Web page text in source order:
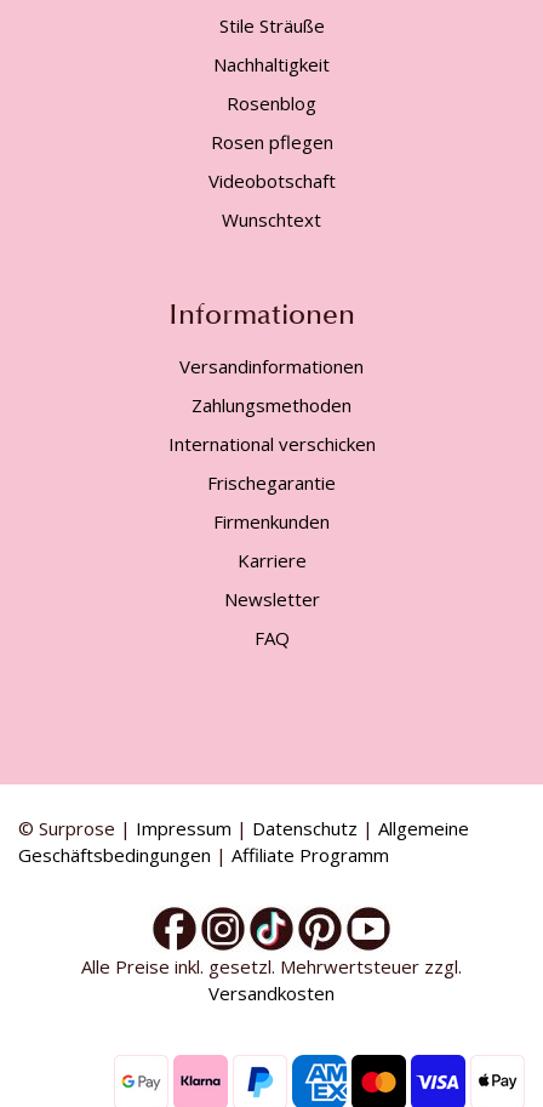
Stile Sträuße
Nachhaltigkeit
Rosenblog
Rosen pflegen
Videobotschaft
Wunschtext
Informationen
Versandinformationen
Zahlungsmethoden
International verschicken
Frischegarantie
Firmenkunden
Karriere
Newsletter
FAQ
© Surprose | Impressum | Datenschutz | Allgemeine
Geschäftsbedingungen | Affiliate Programm
Alle Preise inkl. gesetzl. Mehrwertsteuer zzgl.
Versandkosten